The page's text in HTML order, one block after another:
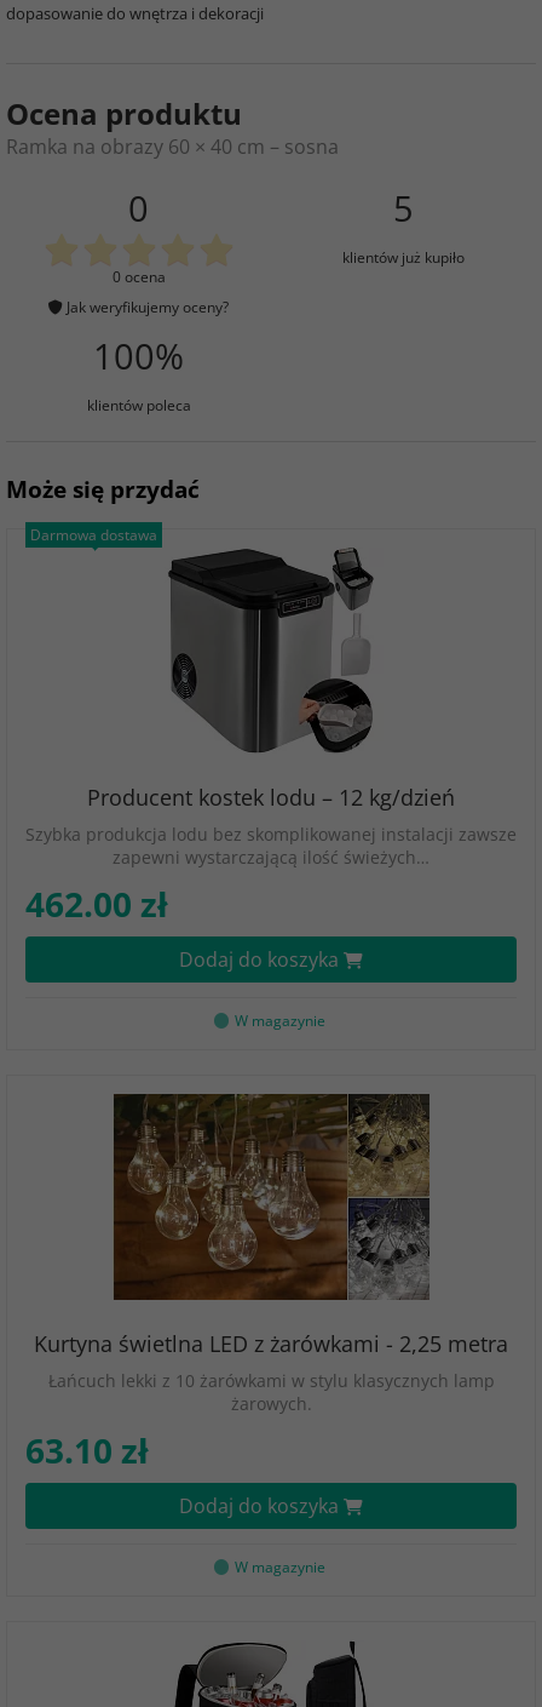
dopasowanie do wnętrza i dekoracji
Ocena produktu
Ramka na obrazy 60 × 40 cm – sosna
0
0 ocena
Jak weryfikujemy oceny?
5
klientów już kupiło
100%
klientów poleca
Może się przydać
Darmowa dostawa
Producent kostek lodu – 12 kg/dzień
Szybka produkcja lodu bez skomplikowanej instalacji zawsze
zapewni wystarczającą ilość świeżych…
462.00 zł
Dodaj do koszyka
W magazynie
Kurtyna świetlna LED z żarówkami - 2,25 metra
Łańcuch lekki z 10 żarówkami w stylu klasycznych lamp
żarowych.
63.10 zł
Dodaj do koszyka
W magazynie